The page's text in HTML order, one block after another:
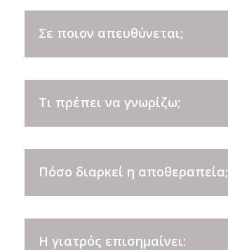
FACE TITE
ΒΛΕΦΑΡΟΠΛΑΣΤΙΚΉ – ΞΑΝΘΕΛΆΣΜΑΤΑ
ΓΝΑΘΟΠΛΑΣΤΙΚΉ
Σε ποιον απευθύνεται;
Τι πρέπει να γνωρίζω;
Πόσο διαρκεί η αποθεραπεία;
Η γιατρός επισημαίνει: